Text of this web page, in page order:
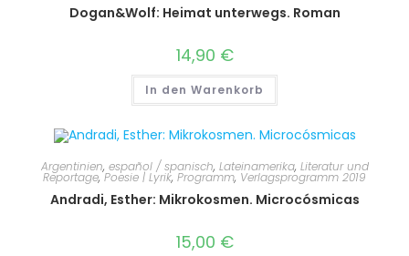
Dogan&Wolf: Heimat unterwegs. Roman
14,90 €
In den Warenkorb
Argentinien, español / spanisch, Lateinamerika, Literatur und
Reportage,Poesie | Lyrik, Programm, Verlagsprogramm 2019
Andradi, Esther: Mikrokosmen. Microcósmicas
15,00 €